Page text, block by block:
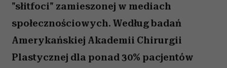
"słitfoci" zamieszonej w mediach
społecznościowych. Według badań
Amerykańskiej Akademii Chirurgii
Plastycznej dla ponad 30% pacjentów